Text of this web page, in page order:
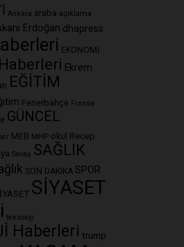
Ankara araba açıklama
Erdoğan dhapress
EKONOMİ
Ekrem
EĞİTİM
Fenerbahçe Fransa
GÜNCEL
MEB MHP okul Recep
Savaş SAĞLIK
SON DAKİKA SPOR
SİYASET
teknoloji
Haberleri trump